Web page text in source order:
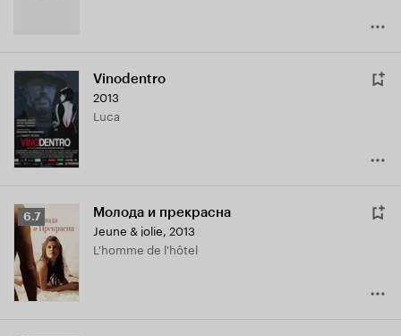
Vinodentro
2013
Luca
Рейтинг
Кинопоиска
6.7
6.7 Молода и прекрасна
Jeune & jolie, 2013
L'homme de l'hôtel